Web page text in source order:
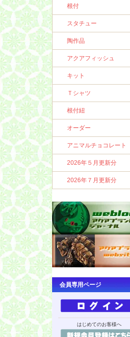
根付
スタチュー
陶作品
アクアフィッシュ
キット
Ｔシャツ
根付紐
オーダー
アニマルチョコレート
2026年５月更新分
2026年７月更新分
会員専用ページ
はじめてのお客様へ